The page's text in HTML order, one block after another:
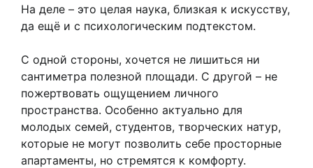
На деле – это целая наука, близкая к искусству,
да ещё и с психологическим подтекстом.
С одной стороны, хочется не лишиться ни
сантиметра полезной площади. С другой – не
пожертвовать ощущением личного
пространства. Особенно актуально для
молодых семей, студентов, творческих натур,
которые не могут позволить себе просторные
апартаменты, но стремятся к комфорту.